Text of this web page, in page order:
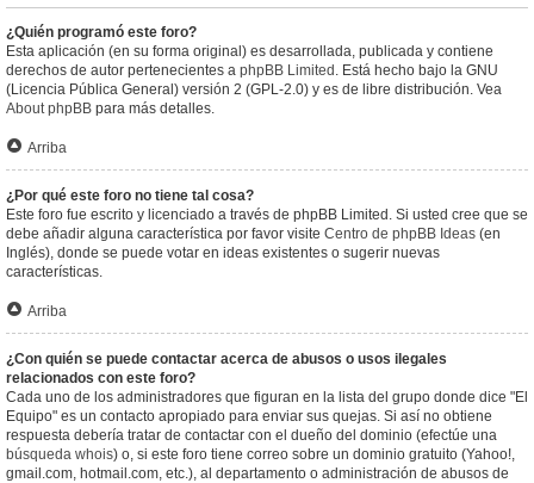
¿Quién programó este foro?
Esta aplicación (en su forma original) es desarrollada, publicada y contiene
derechos de autor pertenecientes a phpBB Limited . Está hecho bajo la GNU
(Licencia Pública General) versión 2 (GPL-2.0) y es de libre distribución. Vea
About phpBB para más detalles.
Arriba
¿Por qué este foro no tiene tal cosa?
Este foro fue escrito y licenciado a través de phpBB Limited. Si usted cree que se
debe añadir alguna característica por favor visite Centro de phpBB Ideas (en
Inglés), donde se puede votar en ideas existentes o sugerir nuevas
características.
Arriba
¿Con quién se puede contactar acerca de abusos o usos ilegales
relacionados con este foro?
Cada uno de los administradores que figuran en la lista del grupo donde dice "El
Equipo" es un contacto apropiado para enviar sus quejas. Si así no obtiene
respuesta debería tratar de contactar con el dueño del dominio (efectúe una
búsqueda whois) o, si este foro tiene correo sobre un dominio gratuito (Yahoo!,
gmail.com, hotmail.com, etc.), al departamento o administración de abusos de